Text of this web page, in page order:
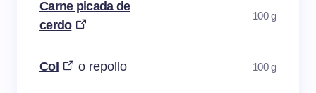
Carne picada de
cerdo
100 g
Col o repollo 100 g